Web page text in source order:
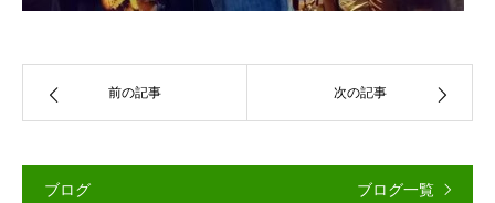
前の記事 次の記事
ブログ ブログ一覧